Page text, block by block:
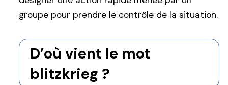
groupe pour prendre le contrôle de la situation.
D’où vient le mot
blitzkrieg ?